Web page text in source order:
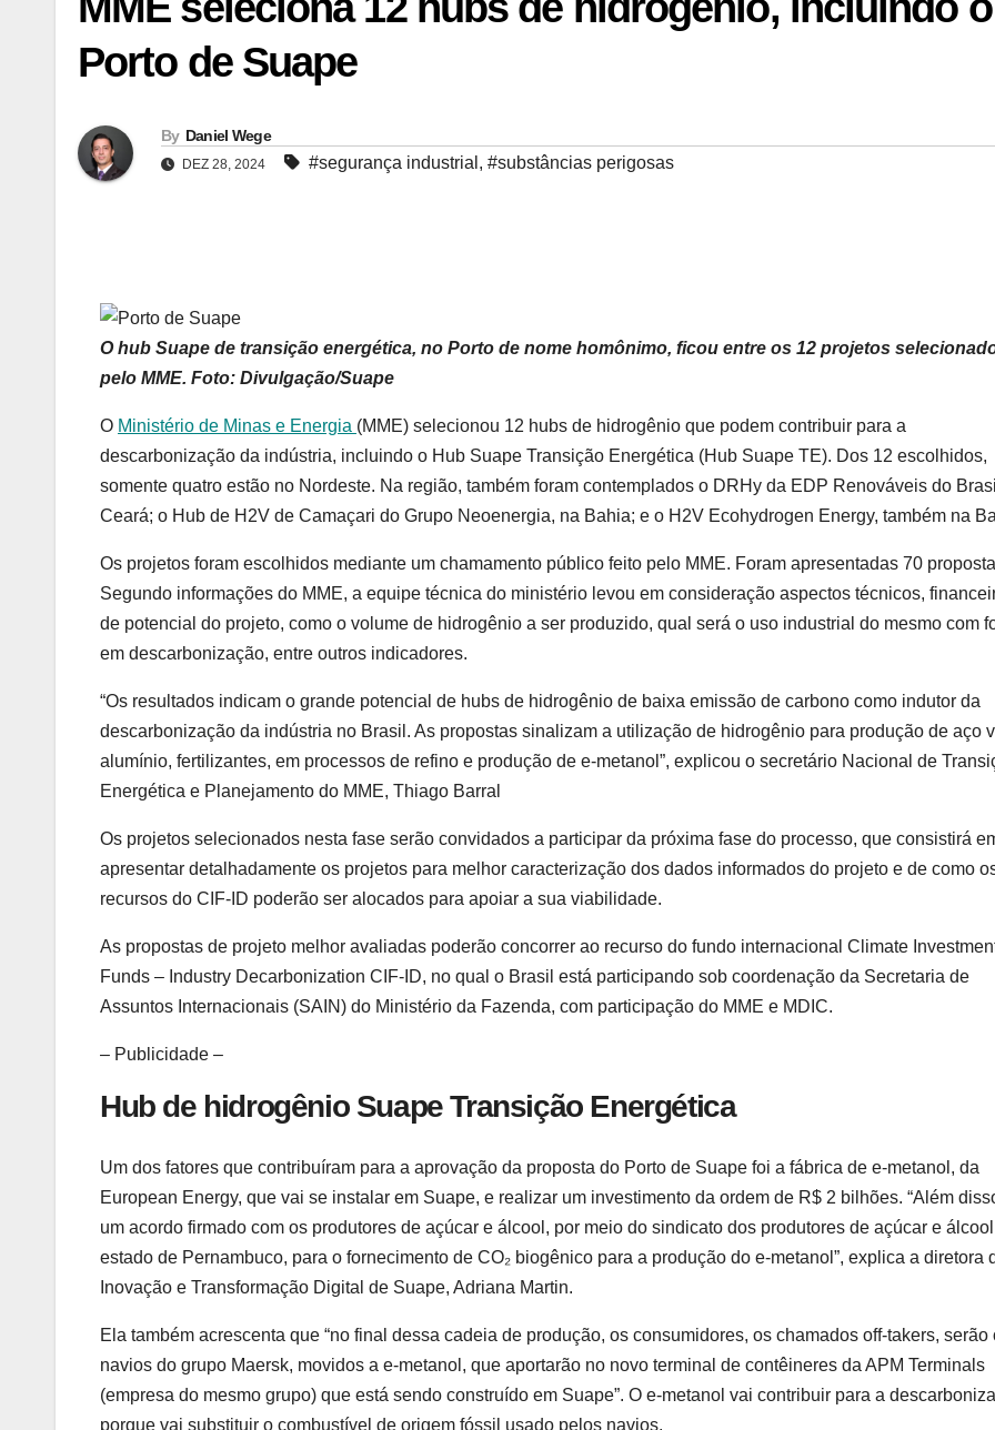
Porto de Suape
By Daniel Wege
DEZ 28, 2024 #segurança industrial , #substâncias perigosas
O hub Suape de transição energética, no Porto de nome homônimo, ficou entre os 12 projetos
pelo MME. Foto: Divulgação/Suape
O Ministério de Minas e Energia (MME) selecionou 12 hubs de hidrogênio que podem contribuir para a
descarbonização da indústria, incluindo o Hub Suape Transição Energética (Hub Suape TE). Dos 12 escolhidos,
somente quatro estão no Nordeste. Na região, também foram contemplados o DRHy da EDP Renováveis do
Ceará; o Hub de H2V de Camaçari do Grupo Neoenergia, na Bahia; e o H2V Ecohydrogen Energy, também na
Os projetos foram escolhidos mediante um chamamento público feito pelo MME. Foram apresentadas 70
Segundo informações do MME, a equipe técnica do ministério levou em consideração aspectos técnicos,
de potencial do projeto, como o volume de hidrogênio a ser produzido, qual será o uso industrial do mesmo com
em descarbonização, entre outros indicadores.
“Os resultados indicam o grande potencial de hubs de hidrogênio de baixa emissão de carbono como indutor da
descarbonização da indústria no Brasil. As propostas sinalizam a utilização de hidrogênio para produção de aço
alumínio, fertilizantes, em processos de refino e produção de e-metanol”, explicou o secretário Nacional de
Energética e Planejamento do MME, Thiago Barral
Os projetos selecionados nesta fase serão convidados a participar da próxima fase do processo, que consistirá
apresentar detalhadamente os projetos para melhor caracterização dos dados informados do projeto e de como
recursos do CIF-ID poderão ser alocados para apoiar a sua viabilidade.
As propostas de projeto melhor avaliadas poderão concorrer ao recurso do fundo internacional Climate
Funds – Industry Decarbonization CIF-ID, no qual o Brasil está participando sob coordenação da Secretaria de
Assuntos Internacionais (SAIN) do Ministério da Fazenda, com participação do MME e MDIC.
– Publicidade –
Hub de hidrogênio Suape Transição Energética
Um dos fatores que contribuíram para a aprovação da proposta do Porto de Suape foi a fábrica de e-metanol, da
European Energy, que vai se instalar em Suape, e realizar um investimento da ordem de R$ 2 bilhões. “Além
um acordo firmado com os produtores de açúcar e álcool, por meio do sindicato dos produtores de açúcar e
estado de Pernambuco, para o fornecimento de CO₂ biogênico para a produção do e-metanol”, explica a diretora
Inovação e Transformação Digital de Suape, Adriana Martin.
Ela também acrescenta que “no final dessa cadeia de produção, os consumidores, os chamados off-takers, serão
navios do grupo Maersk, movidos a e-metanol, que aportarão no novo terminal de contêineres da APM Terminals
(empresa do mesmo grupo) que está sendo construído em Suape”. O e-metanol vai contribuir para a
porque vai substituir o combustível de origem fóssil usado pelos navios.